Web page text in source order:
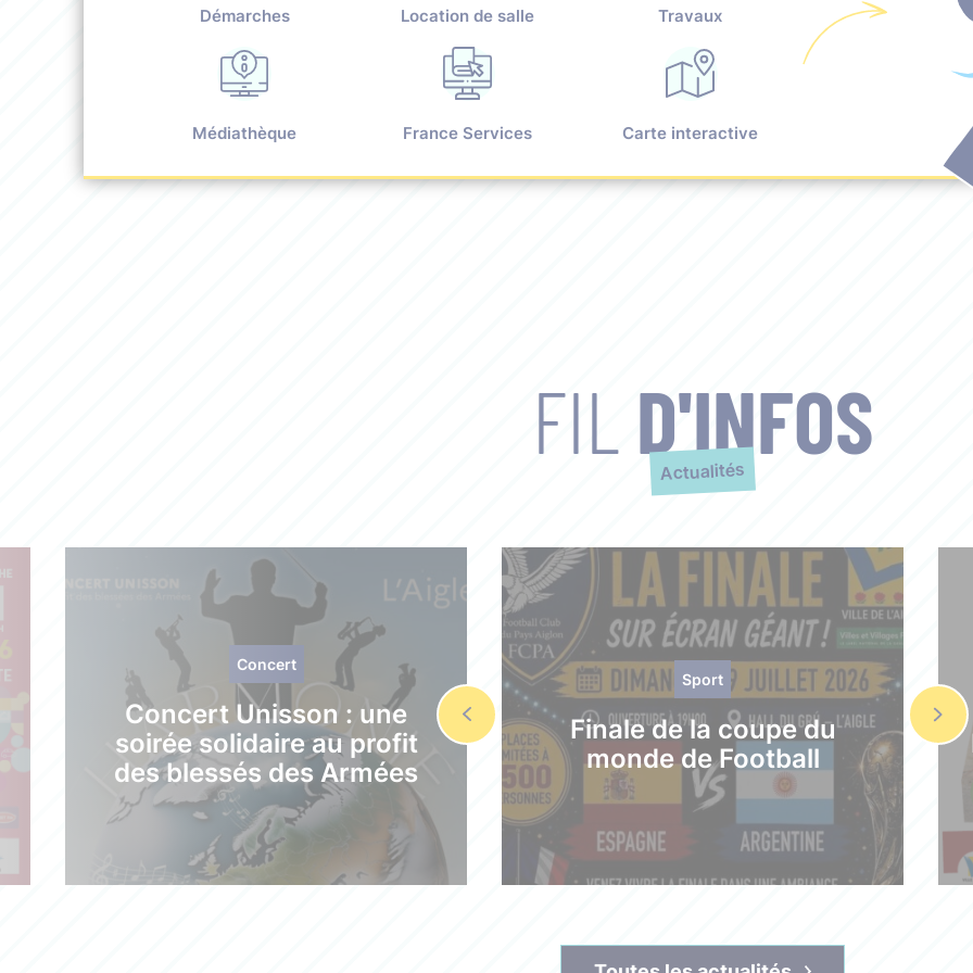
Démarches Location de salle Travaux
Médiathèque France Services Carte interactive
FIL D'INFOS
Actualités
Concert
Concert Unisson : une
soirée solidaire au profit
des blessés des Armées
Sport
Finale de la coupe du
monde de Football